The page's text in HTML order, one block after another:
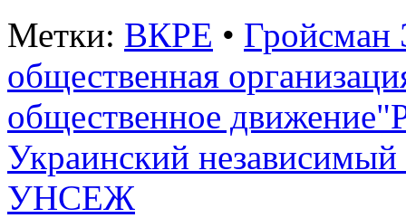
Метки: ВКРЕ • Гройсман
общественная
общественное
Украинский
УНСЕЖ